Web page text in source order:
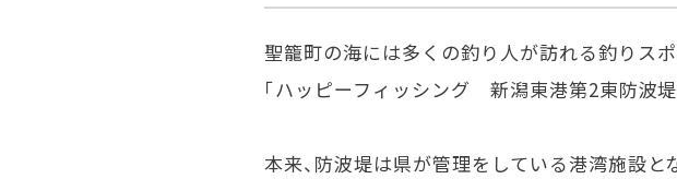
聖籠町の海には多くの釣り人が訪れる釣りス
「ハッピーフィッシング 新潟東港第2東防波堤
本来、防波堤は県が管理をしている港湾施設